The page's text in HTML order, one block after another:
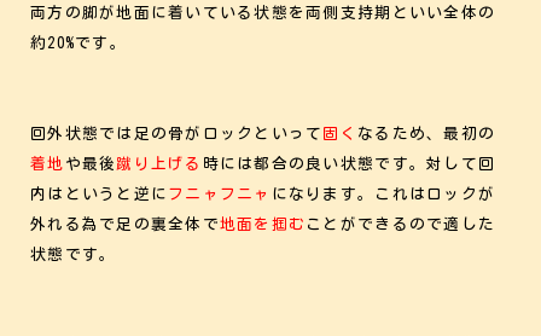
両方の脚が地面に着いている状態を両側支持期といい全体の
約20%です。
回外状態では足の骨がロックといって 固く なるため、最初の
着地 や最後 蹴り上げる 時には都合の良い状態です。対して回
内はというと逆に フニャフニャ になります。これはロックが
外れる為で足の裏全体で地面を掴む ことができるので適した
状態です。